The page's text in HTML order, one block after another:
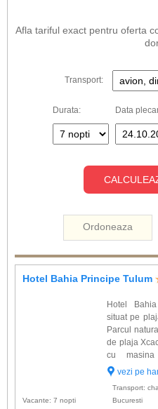
Gasiti la noi o selectie de hoteluri
Afla tariful exact pentru oferta
Transport:
Durata: Data
Ordoneaza
Hotel Bahia Principe Tulum
Hotel
situat pe
Parcul
de plaja
cu
Complexul
minibar,
vezi pe
Vacante: 7 nopti
Transport:
Bucuresti